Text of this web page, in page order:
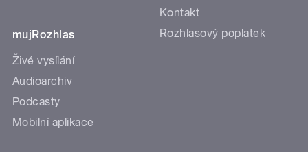
mujRozhlas
Živé vysílání
Audioarchiv
Podcasty
Mobilní aplikace
Kontakt
Rozhlasový poplatek